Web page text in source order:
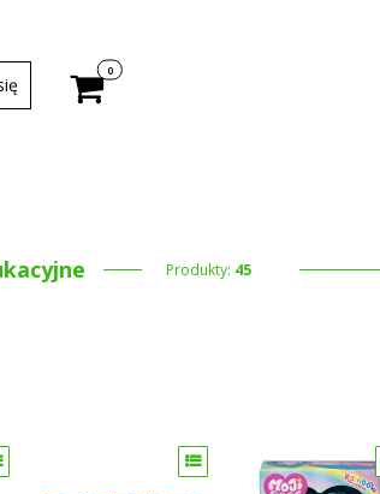
Produkty w koszyku: 0. Zobacz szczegóły
Produkty: 45